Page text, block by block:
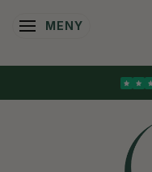
ÄNDRA NAVIGERING
MENY